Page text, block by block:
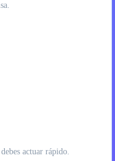
actuar rápido.